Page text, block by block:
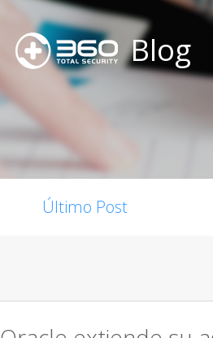
Blog
Último Post